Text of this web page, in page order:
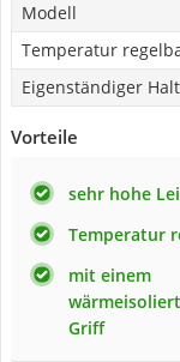
Modell
Temperatur
Eigenständiger Halt
Vorteile
sehr hohe
Temperatur
mit einem
Griff